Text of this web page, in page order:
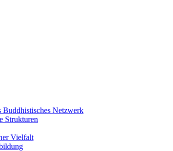
Buddhistisches Netzwerk
Strukturen
Vielfalt